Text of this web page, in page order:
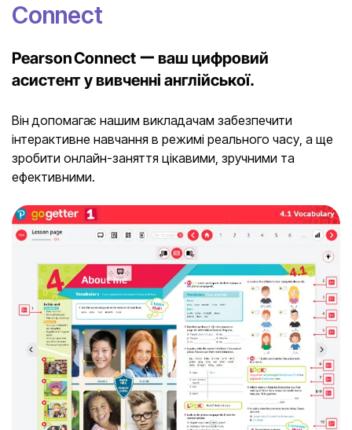
Connect
Pearson Connect ー ваш цифровий
асистент у вивченні англійської.
Він допомагає нашим викладачам забезпечити
інтерактивне навчання в режимі реального часу, а ще
зробити онлайн-заняття цікавими, зручними та
ефективними.